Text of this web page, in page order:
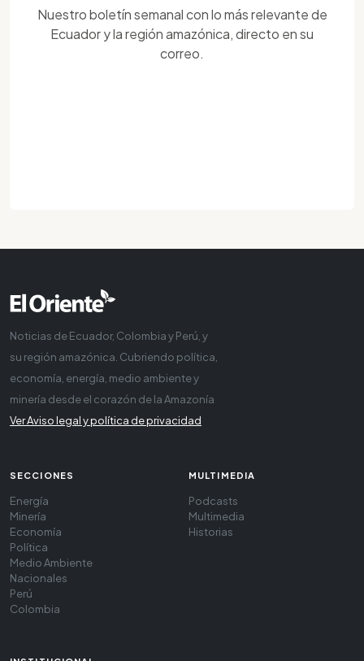
Nuestro boletín semanal con lo más relevante de
Ecuador y la región amazónica, directo en su
correo.
Noticias de Ecuador, Colombia y Perú, y
su región amazónica. Cubriendo política,
economía, energía, medio ambiente y
minería desde el corazón de la Amazonía
Ver Aviso legal y política de privacidad
SECCIONES
Energía
Minería
Economía
Política
Medio Ambiente
Nacionales
Perú
Colombia
MULTIMEDIA
Podcasts
Multimedia
Historias